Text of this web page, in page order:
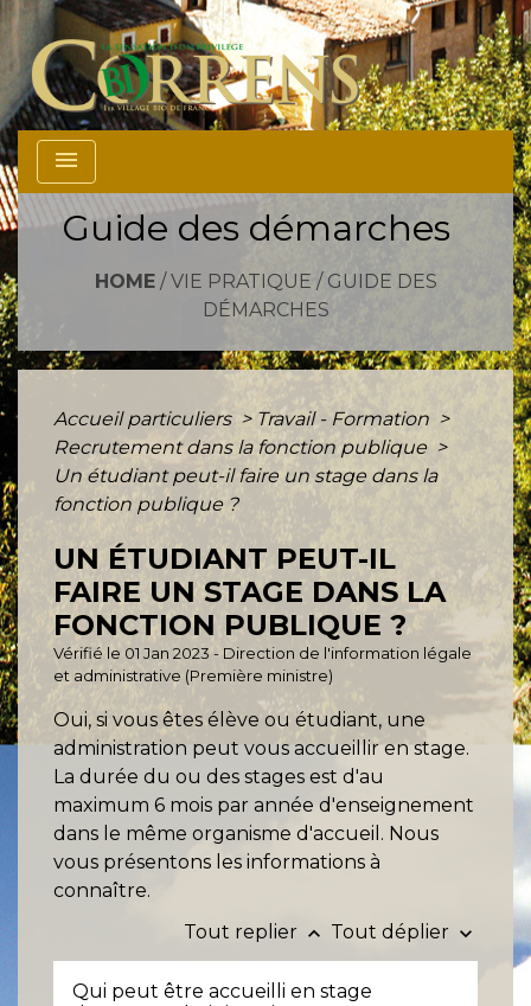
menu
Guide des démarches
HOME/ VIE PRATIQUE / GUIDE DES
DÉMARCHES
Accueil particuliers > Travail - Formation >
Recrutement dans la fonction publique >
Un étudiant peut-il faire un stage dans la
fonction publique ?
UN ÉTUDIANT PEUT-IL
FAIRE UN STAGE DANS LA
FONCTION PUBLIQUE ?
Vérifié le 01 Jan 2023 - Direction de l'information légale
et administrative (Première ministre)
Oui, si vous êtes élève ou étudiant, une
administration peut vous accueillir en stage.
La durée du ou des stages est d'au
maximum 6 mois par année d'enseignement
dans le même organisme d'accueil. Nous
vous présentons les informations à
connaître.
Tout replier keyboard_arrow_up Tout déplier keyboard_arrow_down
Qui peut être accueilli en stage